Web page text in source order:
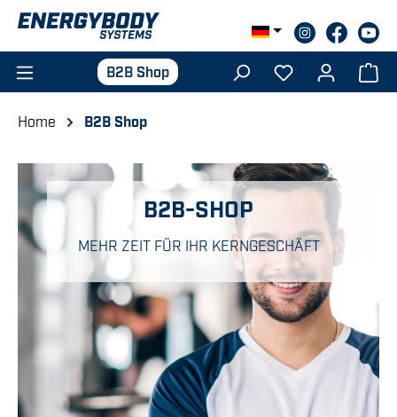
Zum Hauptinhalt springen
B2B Shop
Home B2B Shop
B2B-SHOP
MEHR ZEIT FÜR IHR KERNGESCHÄFT